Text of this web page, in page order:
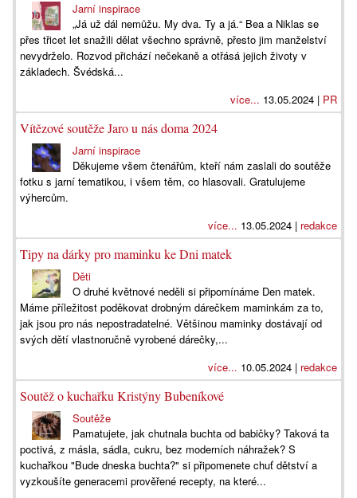
Jarní inspirace
„Já už dál nemůžu. My dva. Ty a já.“ Bea a Niklas se
přes třicet let snažili dělat všechno správně, přesto jim manželství
nevydrželo. Rozvod přichází nečekaně a otřásá jejich životy v
základech. Švédská...
více... 13.05.2024 | PR
Vítězové soutěže Jaro u nás doma 2024
Jarní inspirace
Děkujeme všem čtenářům, kteří nám zaslali do soutěže
fotku s jarní tematikou, i všem těm, co hlasovali. Gratulujeme
výhercům.
více... 13.05.2024 | redakce
Tipy na dárky pro maminku ke Dni matek
Děti
O druhé květnové neděli si připomínáme Den matek.
Máme příležitost poděkovat drobným dárečkem maminkám za to,
jak jsou pro nás nepostradatelné. Většinou maminky dostávají od
svých dětí vlastnoručně vyrobené dárečky,...
více... 10.05.2024 | redakce
Soutěž o kuchařku Kristýny Bubeníkové
Soutěže
Pamatujete, jak chutnala buchta od babičky? Taková ta
poctivá, z másla, sádla, cukru, bez moderních náhražek? S
kuchařkou "Bude dneska buchta?" si připomenete chuť dětství a
vyzkoušíte generacemi prověřené recepty, na které...